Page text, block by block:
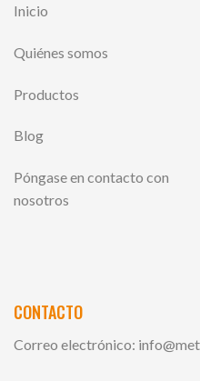
Inicio
Quiénes somos
Productos
Blog
Póngase en contacto con
nosotros
CONTACTO
Correo electrónico: